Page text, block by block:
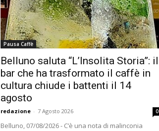
Pausa Caffè
Belluno saluta “L’Insolita Storia”: il
bar che ha trasformato il caffè in
cultura chiude i battenti il 14
agosto
redazione - 7 Agosto 2026 0
Belluno, 07/08/2026 - C’è una nota di malinconia